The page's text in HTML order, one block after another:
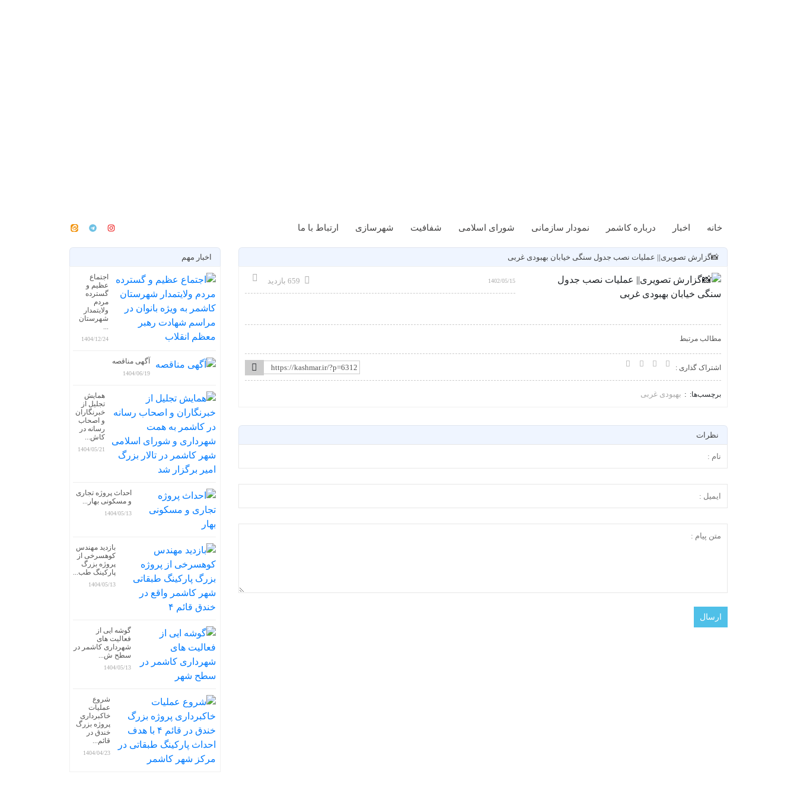
خانه اخبار درباره کاشمر نمودار سازمانی شورای اسلامی شفافیت شهرسازی ارتباط با ما
📸گزارش تصویری|| عملیات نصب جدول سنگی خیابان بهبودی غربی
1402/05/15 659 بازدید
مطالب مرتبط
اشتراک گذاری :
برچسب‌ها: بهبودی غربی
نظرات
اخبار مهم
اجتماع
عظیم و
گسترده
مردم
ولایتمدار
شهرستان
...
1404/12/24
آگهی مناقصه
1404/06/19
همایش
تجلیل از
خبرنگاران
و اصحاب
رسانه در
کاش...
1404/05/21
احداث پروژه تجاری
و مسکونی بهار...
1404/05/13
بازدید مهندس
کوهسرخی از
پروژه بزرگ
پارکینگ طب...
1404/05/13
گوشه ایی از
فعالیت های
شهرداری کاشمر در
سطح ش...
1404/05/13
شروع
عملیات
خاکبرداری
پروژه بزرگ
خندق در
قائم...
1404/04/23